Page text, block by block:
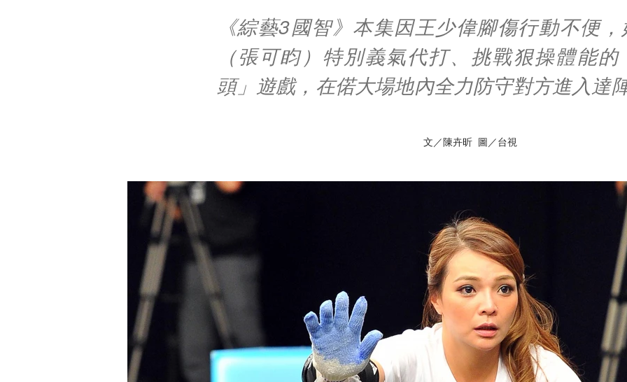
《綜藝3國智》本集因王少偉腳傷行動不便
（張可盷）特別義氣代打、挑戰狠操體能
頭」遊戲，在偌大場地內全力防守對方進入達
文／陳卉昕 圖／台視